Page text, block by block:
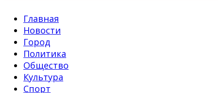
Главная
Новости
Город
Политика
Общество
Культура
Спорт